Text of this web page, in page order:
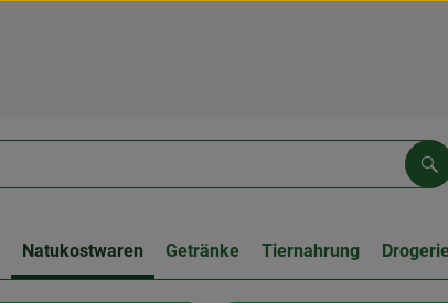
Natukostwaren Getränke Tiernahrung Drogerie